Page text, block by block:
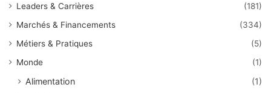
Leaders & Carrières
(181)
Marchés & Financements
(334)
Métiers & Pratiques
(5)
Monde
(1)
Alimentation (1)